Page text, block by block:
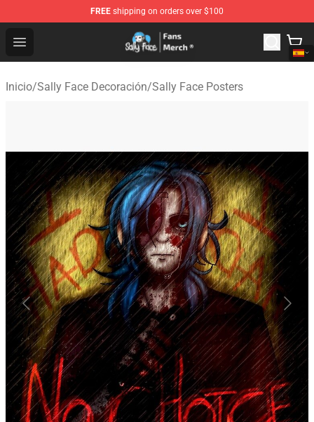
FREE shipping on orders over $100
Open menu
Sally Face Store - Official Sally Face Merchandise Shop
Inicio/Sally Face Decoración/Sally Face Posters